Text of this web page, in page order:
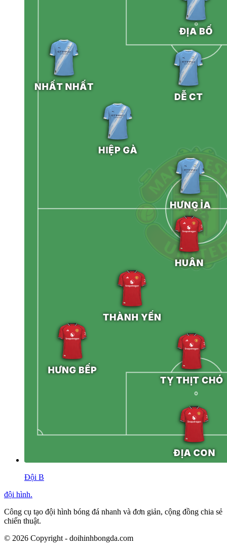
Đội B
đội hình.
Công cụ tạo đội hình bóng đá nhanh và đơn giản, cộng đồng chia sẻ
chiến thuật.
© 2026 Copyright - doihinhbongda.com